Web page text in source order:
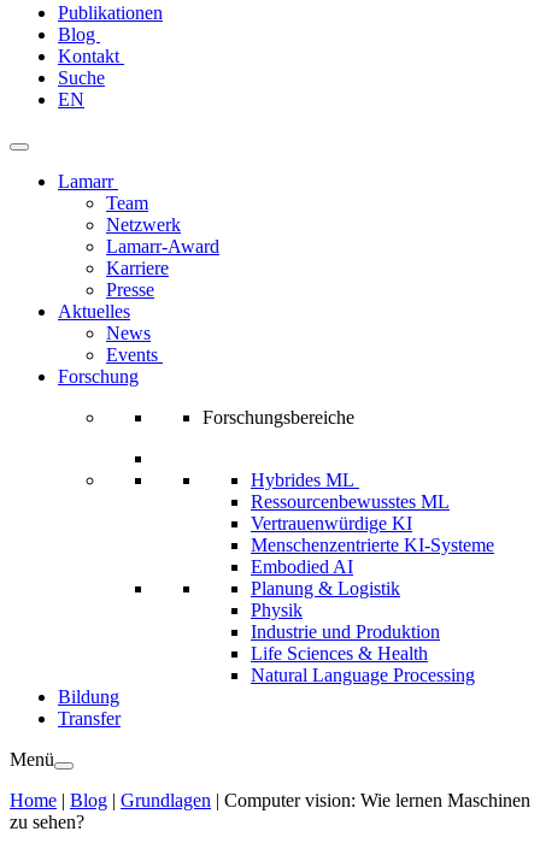
Zum
Inhalt
springen
Publikationen
Blog
Kontakt
Suche
EN
Lamarr
Team
Netzwerk
Lamarr-Award
Karriere
Presse
Aktuelles
News
Events
Forschung
Forschungsbereiche
Hybrides ML
Ressourcenbewusstes ML
Vertrauenwürdige KI
Menschenzentrierte KI-Systeme
Embodied AI
Planung & Logistik
Physik
Industrie und Produktion
Life Sciences & Health
Natural Language Processing
Bildung
Transfer
Menü
Home | Blog | Grundlagen | Computer vision: Wie lernen Maschinen
zu sehen?